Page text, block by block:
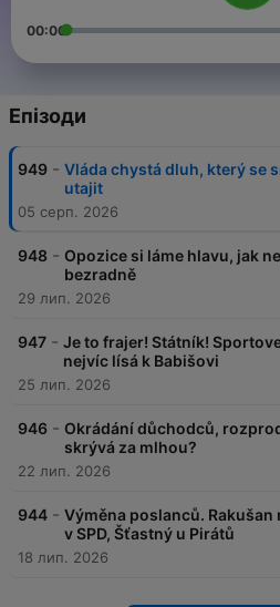
00:00
Епізоди
949 - Vláda chystá dluh, který se
utajit
05 серп. 2026
948 - Opozice si láme hlavu, jak
bezradně
29 лип. 2026
947 - Je to frajer! Státník!
nejvíc lísá k Babišovi
25 лип. 2026
946 - Okrádání důchodců,
skrývá za mlhou?
22 лип. 2026
944 - Výměna poslanců. Rakušan
v SPD, Šťastný u Pirátů
18 лип. 2026